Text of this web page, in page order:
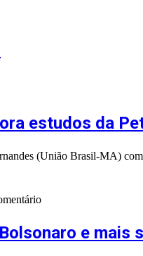
estudos da
(União Brasil-MA)
e mais